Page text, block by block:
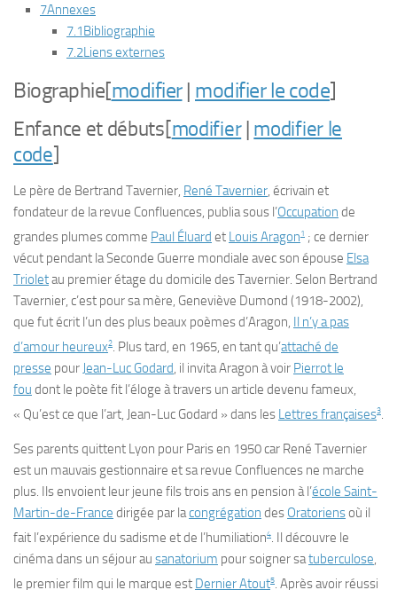
7Annexes
7.1Bibliographie
7.2Liens externes
Biographie[modifier| modifier le code]
Enfance et débuts[modifier| modifier le
code]
Le père de Bertrand Tavernier, René Tavernier, écrivain et
fondateur de la revue Confluences, publia sous l’Occupation de
grandes plumes comme Paul Éluard et Louis Aragon1 ; ce dernier
vécut pendant la Seconde Guerre mondiale avec son épouse Elsa
Trioletau premier étage du domicile des Tavernier. Selon Bertrand
Tavernier, c’est pour sa mère, Geneviève Dumond (1918-2002),
que fut écrit l’un des plus beaux poèmes d’Aragon, Il n’y a pas
d’amour heureux2. Plus tard, en 1965, en tant qu’attaché de
presse pour Jean-Luc Godard, il invita Aragon à voir Pierrot le
fou dont le poète fit l’éloge à travers un article devenu fameux,
« Qu’est ce que l’art, Jean-Luc Godard » dans les Lettres françaises3.
Ses parents quittent Lyon pour Paris en 1950 car René Tavernier
est un mauvais gestionnaire et sa revue Confluences ne marche
plus. Ils envoient leur jeune fils trois ans en pension à l’école Saint-
Martin-de-France dirigée par lacongrégation des Oratoriensoù il
fait l’expérience du sadisme et de l’humiliation4. Il découvre le
cinéma dans un séjour au sanatorium pour soigner satuberculose,
le premier film qui le marque est Dernier Atout5. Après avoir réussi